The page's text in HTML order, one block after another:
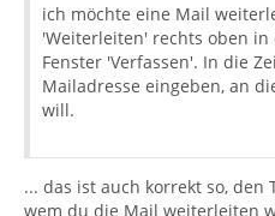
ich möchte eine Mail
'Weiterleiten' rechts oben
Fenster 'Verfassen'. In die
Mailadresse eingeben, an
will.
... das ist auch korrekt so, den
wem du die Mail weiterleiten